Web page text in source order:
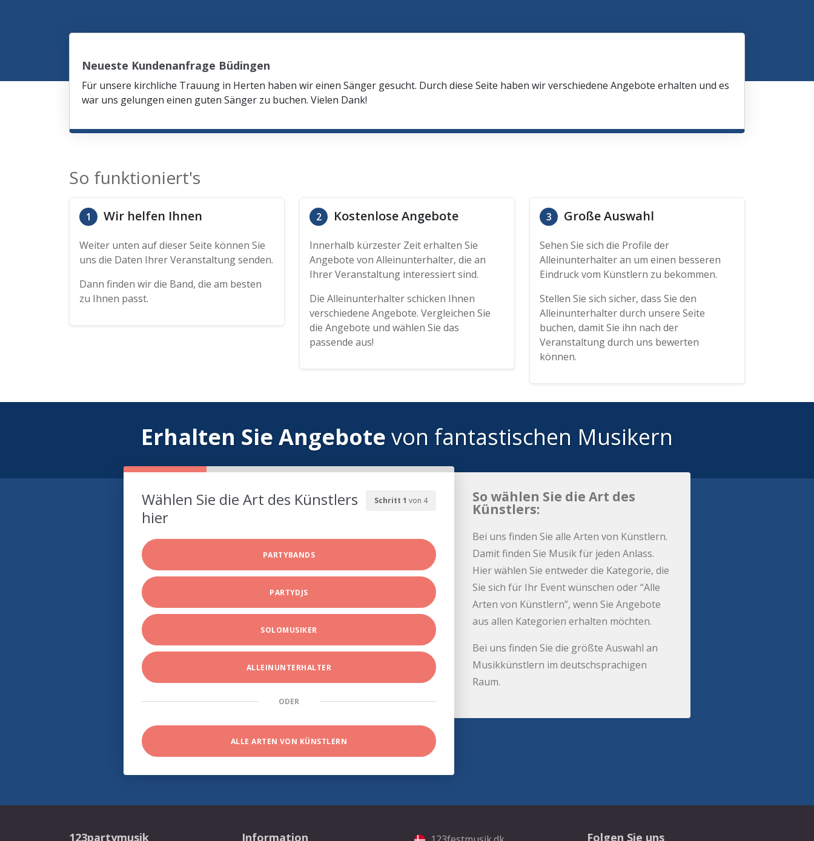
Neueste Kundenanfrage Büdingen
Für unsere kirchliche Trauung in Herten haben wir einen Sänger gesucht. Durch diese Seite haben wir verschiedene Angebote erhalten und es
war uns gelungen einen guten Sänger zu buchen. Vielen Dank!
So funktioniert's
1 Wir helfen Ihnen
Weiter unten auf dieser Seite können Sie
uns die Daten Ihrer Veranstaltung senden.
Dann finden wir die Band, die am besten
zu Ihnen passt.
2 Kostenlose Angebote
Innerhalb kürzester Zeit erhalten Sie
Angebote von Alleinunterhalter, die an
Ihrer Veranstaltung interessiert sind.
Die Alleinunterhalter schicken Ihnen
verschiedene Angebote. Vergleichen Sie
die Angebote und wählen Sie das
passende aus!
3 Große Auswahl
Sehen Sie sich die Profile der
Alleinunterhalter an um einen besseren
Eindruck vom Künstlern zu bekommen.
Stellen Sie sich sicher, dass Sie den
Alleinunterhalter durch unsere Seite
buchen, damit Sie ihn nach der
Veranstaltung durch uns bewerten
können.
Erhalten Sie Angebote von fantastischen Musikern
Schritt 1 von 4
Wählen Sie die Art des Künstlers
hier
PARTYBANDS
PARTYDJS
SOLOMUSIKER
ALLEINUNTERHALTER
ODER
ALLE ARTEN VON KÜNSTLERN
So wählen Sie die Art des
Künstlers:
Bei uns finden Sie alle Arten von Künstlern.
Damit finden Sie Musik für jeden Anlass.
Hier wählen Sie entweder die Kategorie, die
Sie sich für Ihr Event wünschen oder “Alle
Arten von Künstlern”, wenn Sie Angebote
aus allen Kategorien erhalten möchten.
Bei uns finden Sie die größte Auswahl an
Musikkünstlern im deutschsprachigen
Raum.
123partymusik Information Folgen Sie uns